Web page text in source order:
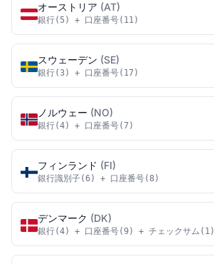
オーストリア (AT)
銀行(5) + 口座番号(11)
スウェーデン (SE)
銀行(3) + 口座番号(17)
ノルウェー (NO)
銀行(4) + 口座番号(7)
フィンランド (FI)
銀行識別子(6) + 口座番号(8)
デンマーク (DK)
銀行(4) + 口座番号(9) + チェックサム(1)